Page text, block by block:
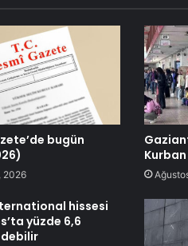
bugün
2026
hissesi
yüzde 6,6